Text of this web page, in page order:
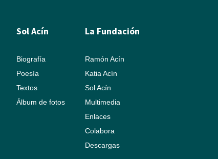
Sol Acín
Biografía
Poesía
Textos
Álbum de fotos
La Fundación
Ramón Acín
Katia Acín
Sol Acín
Multimedia
Enlaces
Colabora
Descargas